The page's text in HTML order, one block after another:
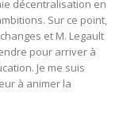
décentralisation en
Sur ce point,
et M. Legault
pour arriver à
Je me suis
à animer la